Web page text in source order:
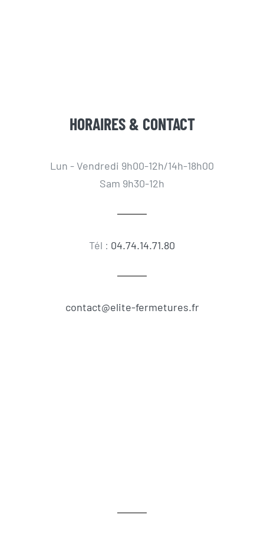
HORAIRES & CONTACT
Lun - Vendredi 9h00-12h/14h-18h00
Sam 9h30-12h
Tél : 04.74.14.71.80
contact@elite-fermetures.fr